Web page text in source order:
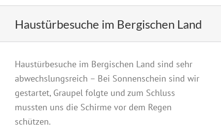
Haustürbesuche im Bergischen Land
grösseres
Bild
Haustürbesuche im Bergischen Land sind sehr
abwechslungsreich – Bei Sonnenschein sind wir
gestartet, Graupel folgte und zum Schluss
mussten uns die Schirme vor dem Regen
schützen.